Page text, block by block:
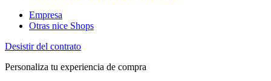
Empresa
Otras nice Shops
Desistir del contrato
Personaliza tu experiencia de compra